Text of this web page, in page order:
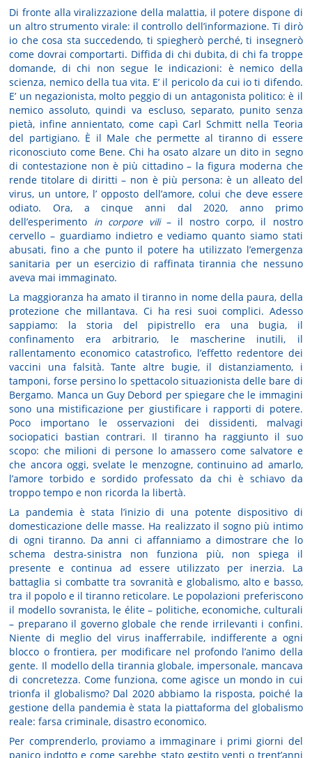
Di fronte alla viralizzazione della malattia, il potere dispone di
un altro strumento virale: il controllo dell’informazione. Ti dirò
io che cosa sta succedendo, ti spiegherò perché, ti insegnerò
come dovrai comportarti. Diffida di chi dubita, di chi fa troppe
domande, di chi non segue le indicazioni: è nemico della
scienza, nemico della tua vita. E’ il pericolo da cui io ti difendo.
E’ un negazionista, molto peggio di un antagonista politico: è il
nemico assoluto, quindi va escluso, separato, punito senza
pietà, infine annientato, come capì Carl Schmitt nella Teoria
del partigiano. È il Male che permette al tiranno di essere
riconosciuto come Bene. Chi ha osato alzare un dito in segno
di contestazione non è più cittadino – la figura moderna che
rende titolare di diritti – non è più persona: è un alleato del
virus, un untore, l’ opposto dell’amore, colui che deve essere
odiato. Ora, a cinque anni dal 2020, anno primo
dell’esperimento in corpore vili– il nostro corpo, il nostro
cervello – guardiamo indietro e vediamo quanto siamo stati
abusati, fino a che punto il potere ha utilizzato l’emergenza
sanitaria per un esercizio di raffinata tirannia che nessuno
aveva mai immaginato.
La maggioranza ha amato il tiranno in nome della paura, della
protezione che millantava. Ci ha resi suoi complici. Adesso
sappiamo: la storia del pipistrello era una bugia, il
confinamento era arbitrario, le mascherine inutili, il
rallentamento economico catastrofico, l’effetto redentore dei
vaccini una falsità. Tante altre bugie, il distanziamento, i
tamponi, forse persino lo spettacolo situazionista delle bare di
Bergamo. Manca un Guy Debord per spiegare che le immagini
sono una mistificazione per giustificare i rapporti di potere.
Poco importano le osservazioni dei dissidenti, malvagi
sociopatici bastian contrari. Il tiranno ha raggiunto il suo
scopo: che milioni di persone lo amassero come salvatore e
che ancora oggi, svelate le menzogne, continuino ad amarlo,
l’amore torbido e sordido professato da chi è schiavo da
troppo tempo e non ricorda la libertà.
La pandemia è stata l’inizio di una potente dispositivo di
domesticazione delle masse. Ha realizzato il sogno più intimo
di ogni tiranno. Da anni ci affanniamo a dimostrare che lo
schema destra-sinistra non funziona più, non spiega il
presente e continua ad essere utilizzato per inerzia. La
battaglia si combatte tra sovranità e globalismo, alto e basso,
tra il popolo e il tiranno reticolare. Le popolazioni preferiscono
il modello sovranista, le élite – politiche, economiche, culturali
– preparano il governo globale che rende irrilevanti i confini.
Niente di meglio del virus inafferrabile, indifferente a ogni
blocco o frontiera, per modificare nel profondo l’animo della
gente. Il modello della tirannia globale, impersonale, mancava
di concretezza. Come funziona, come agisce un mondo in cui
trionfa il globalismo? Dal 2020 abbiamo la risposta, poiché la
gestione della pandemia è stata la piattaforma del globalismo
reale: farsa criminale, disastro economico.
Per comprenderlo, proviamo a immaginare i primi giorni del
panico indotto e come sarebbe stato gestito venti o trent’anni